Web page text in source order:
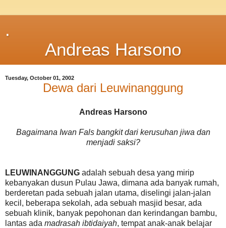
.
Andreas Harsono
Tuesday, October 01, 2002
Dewa dari Leuwinanggung
Andreas Harsono
Bagaimana Iwan Fals bangkit dari kerusuhan jiwa dan
menjadi saksi?
LEUWINANGGUNG adalah sebuah desa yang mirip
kebanyakan dusun Pulau Jawa, dimana ada banyak rumah,
berderetan pada sebuah jalan utama, diselingi jalan-jalan
kecil, beberapa sekolah, ada sebuah masjid besar, ada
sebuah klinik, banyak pepohonan dan kerindangan bambu,
lantas ada madrasah ibtidaiyah, tempat anak-anak belajar